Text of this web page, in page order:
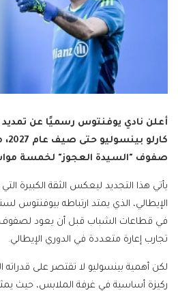
أعلن نادي يوفنتوس رسميًا عن
صفوف "السيدة العجوز" لخمسة
يأتي هذا التجديد ليعكس الثقة الكبيرة
الإيطالي، الذي يمتد ارتباطه بيوفنتوس
تجارب إعارة متعددة في الدوري الإيطالي.
لكن أهمية بينسوليو لا تقتصر على قدراته
ركيزة أساسية في غرفة الملابس، حيث